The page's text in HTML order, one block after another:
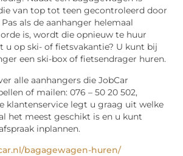
van top tot teen gecontroleerd door
als de aanhanger helemaal
is, wordt die opnieuw te huur
u op ski- of fietsvakantie? U kunt bij
een ski-box of fietsendrager huren.
alle aanhangers die JobCar
of mailen: 076 – 50 20 502,
klantenservice legt u graag uit welke
het meest geschikt is en u kunt
inplannen.
bagagewagen-huren/